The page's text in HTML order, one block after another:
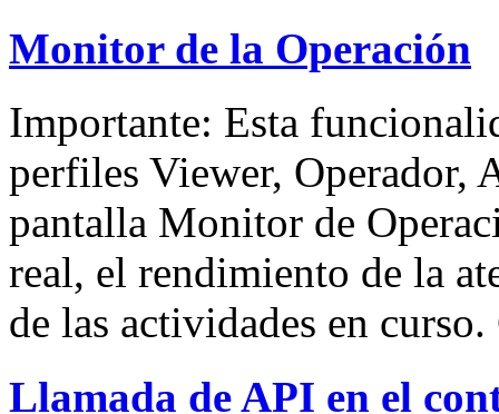
Monitor de la Operación
Importante: Esta
perfiles Viewer, Operador,
pantalla Monitor de
real, el rendimiento de la
de las actividades en
Llamada de API en el